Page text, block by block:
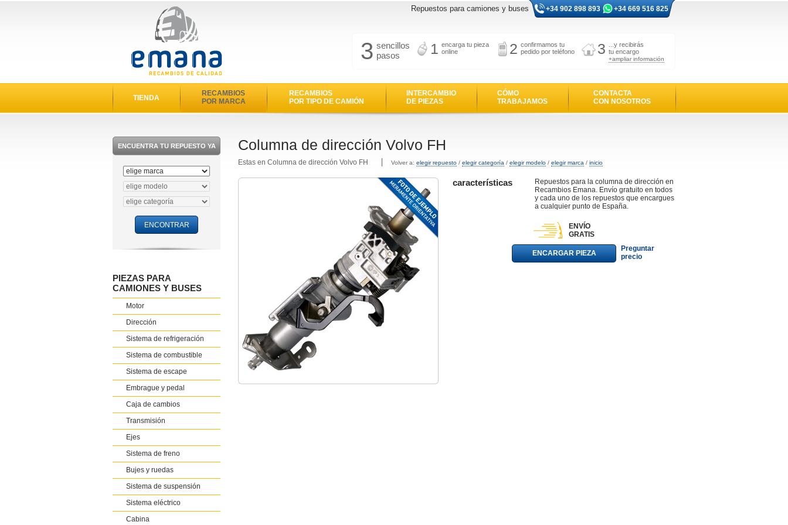
Repuestos para camiones y buses +34 902 898 893 +34 669 516 825
3 sencillos
pasos
1 encarga tu pieza
online
2 confirmamos tu
pedido por teléfono
3
...y recibirás
tu encargo
+ampliar información
TIENDA
RECAMBIOS
POR MARCA
RECAMBIOS
POR TIPO DE CAMIÓN
INTERCAMBIO
DE PIEZAS
CÓMO
TRABAJAMOS
CONTACTA
CON NOSOTROS
ENCUENTRA TU REPUESTO YA
PIEZAS PARA
CAMIONES Y BUSES
Motor
Dirección
Sistema de refrigeración
Sistema de combustible
Sistema de escape
Embrague y pedal
Caja de cambios
Transmisión
Ejes
Sistema de freno
Bujes y ruedas
Sistema de suspensión
Sistema eléctrico
Cabina
Columna de dirección Volvo FH
Estas en Columna de dirección Volvo FH Volver a: elegir repuesto / elegir categoría / elegir modelo / elegir marca / inicio
características
Repuestos para la columna de dirección en
Recambios Emana. Envío gratuito en todos
y cada uno de los repuestos que encargues
a cualquier punto de España.
ENVÍO
GRATIS
ENCARGAR PIEZA
Preguntar
precio